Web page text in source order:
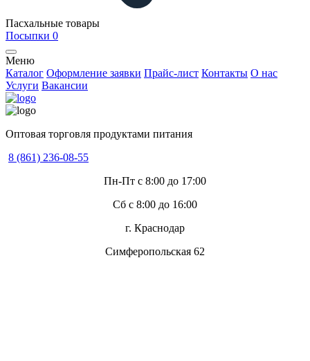
Пасхальные товары
Посыпки 0
Меню
Каталог Оформление заявки Прайс-лист Контакты О нас
Услуги Вакансии
Оптовая торговля продуктами питания
8 (861) 236-08-55
Пн-Пт с 8:00 до 17:00
Сб с 8:00 до 16:00
г. Краснодар
Симферопольская 62